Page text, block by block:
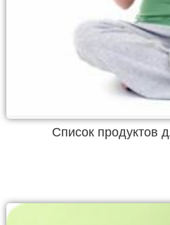
Список продуктов